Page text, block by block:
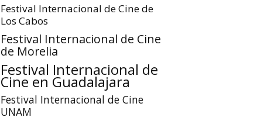
Festival Internacional de Cine de
Los Cabos
Festival Internacional de Cine
de Morelia
Festival Internacional de
Cine en Guadalajara
Festival Internacional de Cine
UNAM